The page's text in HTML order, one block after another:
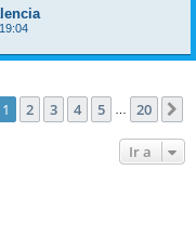
de 20
1 2 3 4 5 20
Ir a